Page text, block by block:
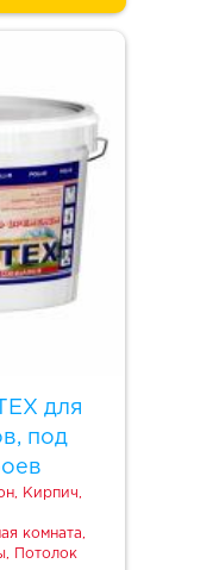
для
под
Кирпич,
комната,
Потолок